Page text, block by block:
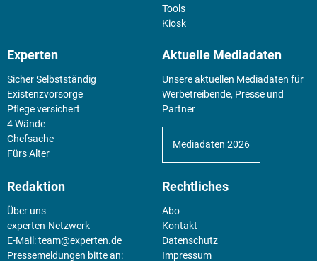
Tools
Kiosk
Experten
Sicher Selbstständig
Existenz­vorsorge
Pflege versichert
4 Wände
Chefsache
Fürs Alter
Aktuelle Mediadaten
Unsere aktuellen Mediadaten für
Werbetreibende, Presse und
Partner
Mediadaten 2026
Redaktion
Über uns
experten-Netzwerk
E-Mail:team@experten.de
Pressemeldungen bitte an:
Rechtliches
Abo
Kontakt
Datenschutz
Impressum